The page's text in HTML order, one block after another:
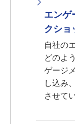
エンゲ
クショ
自社の
どのよ
ゲージ
し込み
させて